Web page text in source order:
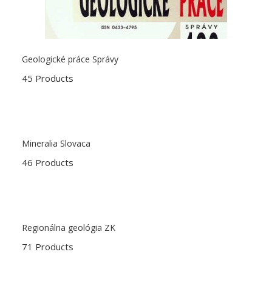
Geologické práce Správy
45 Products
Mineralia Slovaca
46 Products
Regionálna geológia ZK
71 Products